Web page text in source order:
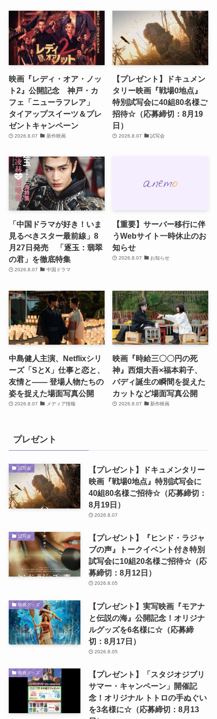
映画『レディ・オア・ノッ
ト2』公開記念 神戸・カ
フェ「ニューラフレア」
タイアップスイーツ＆プレ
ゼントキャンペーン
2026.8.07 新作映画
【プレゼント】ドキュメン
タリー映画『戦場0地点』
特別試写会に40組80名様ご
招待☆（応募締切：8月19
日）
2026.8.07 試写会
「中国ドラマが好き！いま
見るべきスター最前線」8
月27日発売 「逐玉：翡翠
の君」を徹底特集
2026.8.07 中国ドラマ
【重要】サーバー移行に伴
うWebサイト一時休止のお
知らせ
2026.8.07 お知らせ
中島健人主演、Netflixシリ
ーズ「SとX」仕事と恋と、
友情と―― 登場人物たちの
姿を捉えた場面写真公開
2026.8.07 メディア情報
映画『時給三〇〇円の死
神』西畑大吾×福本莉子、
バディ誕生の瞬間を捉えた
カットなど場面写真公開
2026.8.07 新作映画
プレゼント
試写会
【プレゼント】ドキュメンタリー
映画『戦場0地点』特別試写会に
40組80名様ご招待☆（応募締切：
8月19日）
2026.8.07
試写会
【プレゼント】『ヒンド・ラジャ
ブの声』トークイベント付き特別
試写会に10組20名様ご招待☆（応
募締切：8月12日）
2026.8.05
映画グッズ
【プレゼント】実写映画『モアナ
と伝説の海』公開記念！オリジナ
ルグッズを6名様に☆（応募締
切：8月17日）
2026.8.05
映画グッズ
【プレゼント】「スタジオジブリ
サマー・キャンペーン」開催記
念！オリジナル トトロの手ぬぐい
を3名様に☆（応募締切：8月13